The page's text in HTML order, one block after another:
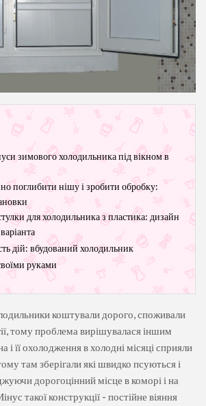
зимового холодильника під вікном в
поглибити нішу і зробити обробку:
для холодильника з пластика: дизайн
дій: вбудований холодильник
руками
коштували дорого, споживали
тому проблема вирішувалася іншим
і її охолодження в холодні місяці сприяли
там зберігали які швидко псуються і
дорогоцінний місце в коморі і на
такої конструкції - постійне віяння